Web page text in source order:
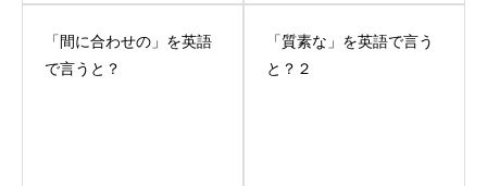
「間に合わせの」を英語
で言うと？
「質素な」を英語で言う
と？２